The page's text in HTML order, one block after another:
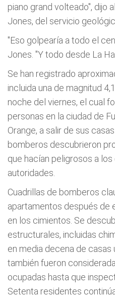
piano grand volteado", dijo
Jones, del servicio
"Eso golpearía a todo el
Jones. "Y todo desde La
Se han registrado
incluida una de magnitud
noche del viernes, el cual
personas en la ciudad de
Orange, a salir de sus
bomberos descubrieron
que hacían peligrosos a
autoridades.
Cuadrillas de bomberos
apartamentos después de
en los cimientos. Se
estructurales, incluidas
en media decena de casas
también fueron
ocupadas hasta que
Setenta residentes